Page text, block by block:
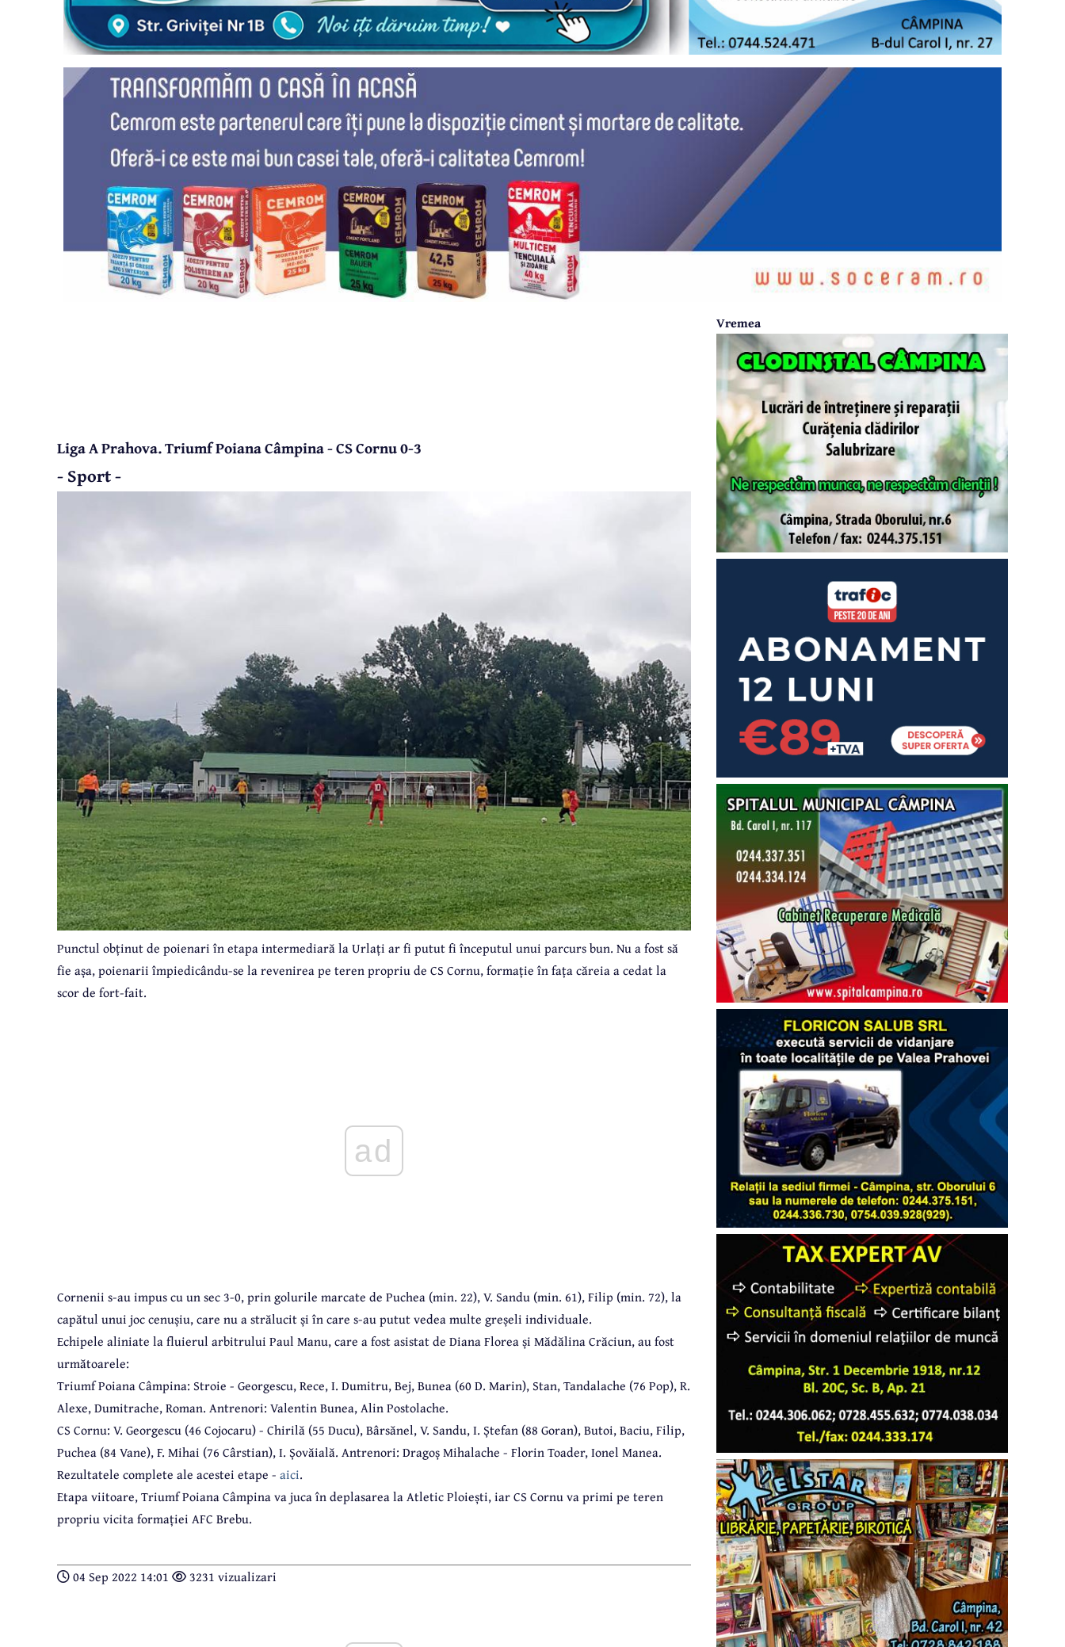
Liga A Prahova. Triumf Poiana Câmpina - CS Cornu 0-3
- Sport -
Punctul obținut de poienari în etapa intermediară la Urlați ar fi putut fi începutul unui parcurs bun. Nu a fost să
fie așa, poienarii împiedicându-se la revenirea pe teren propriu de CS Cornu, formație în fața căreia a cedat la
scor de fort-fait.
ad
Cornenii s-au impus cu un sec 3-0, prin golurile marcate de Puchea (min. 22), V. Sandu (min. 61), Filip (min. 72), la
capătul unui joc cenușiu, care nu a strălucit și în care s-au putut vedea multe greșeli individuale.
Echipele aliniate la fluierul arbitrului Paul Manu, care a fost asistat de Diana Florea și Mădălina Crăciun, au fost
următoarele:
Triumf Poiana Câmpina: Stroie - Georgescu, Rece, I. Dumitru, Bej, Bunea (60 D. Marin), Stan, Tandalache (76 Pop), R.
Alexe, Dumitrache, Roman. Antrenori: Valentin Bunea, Alin Postolache.
CS Cornu: V. Georgescu (46 Cojocaru) - Chirilă (55 Ducu), Bârsănel, V. Sandu, I. Ștefan (88 Goran), Butoi, Baciu, Filip,
Puchea (84 Vane), F. Mihai (76 Cârstian), I. Șovăială. Antrenori: Dragoș Mihalache - Florin Toader, Ionel Manea.
Rezultatele complete ale acestei etape - aici.
Etapa viitoare, Triumf Poiana Câmpina va juca în deplasarea la Atletic Ploiești, iar CS Cornu va primi pe teren
propriu vicita formației AFC Brebu.
04 Sep 2022 14:01 3231 vizualizari
Vremea